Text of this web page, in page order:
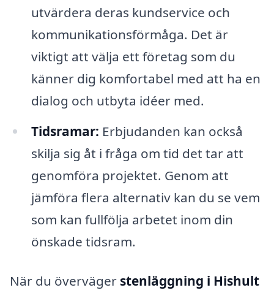
utvärdera deras kundservice och
kommunikationsförmåga. Det är
viktigt att välja ett företag som du
känner dig komfortabel med att ha en
dialog och utbyta idéer med.
Tidsramar: Erbjudanden kan också
skilja sig åt i fråga om tid det tar att
genomföra projektet. Genom att
jämföra flera alternativ kan du se vem
som kan fullfölja arbetet inom din
önskade tidsram.
När du överväger stenläggning i Hishult